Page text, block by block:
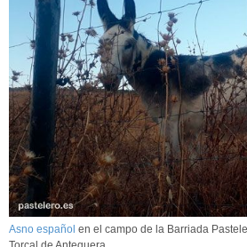
Asno español en el campo de la Barriada